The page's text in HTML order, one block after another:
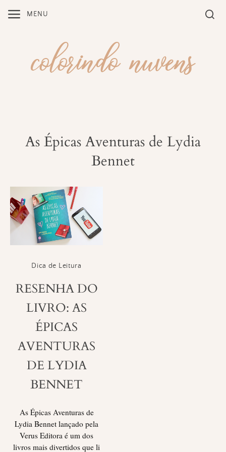
MENU
As Épicas Aventuras de Lydia
Bennet
Dica de Leitura
RESENHA DO
LIVRO: AS
ÉPICAS
AVENTURAS
DE LYDIA
BENNET
As Épicas Aventuras de
Lydia Bennet lançado pela
Verus Editora é um dos
livros mais divertidos que li